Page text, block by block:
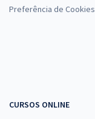
Preferência de Cookies
CURSOS ONLINE